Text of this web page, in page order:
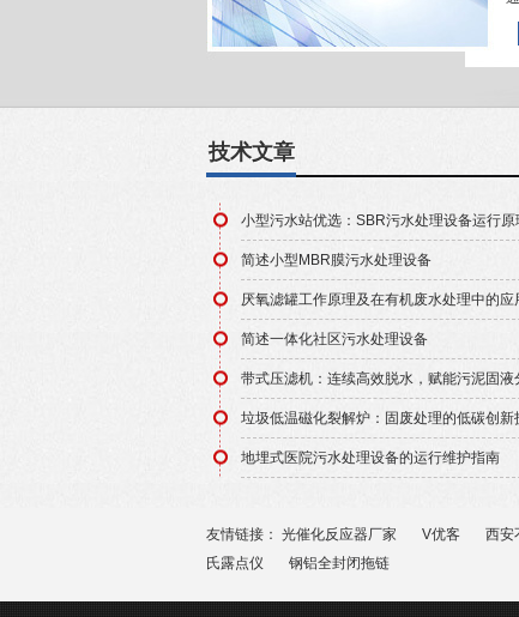
技术文章
小型污水站优选：SBR污水处理设备运行
简述小型MBR膜污水处理设备
厌氧滤罐工作原理及在有机废水处理中的应
简述一体化社区污水处理设备
带式压滤机：连续高效脱水，赋能污泥固液
垃圾低温磁化裂解炉：固废处理的低碳创新
地埋式医院污水处理设备的运行维护指南
友情链接： 光催化反应器厂家 V优客 西安
氏露点仪
钢铝全封闭拖链